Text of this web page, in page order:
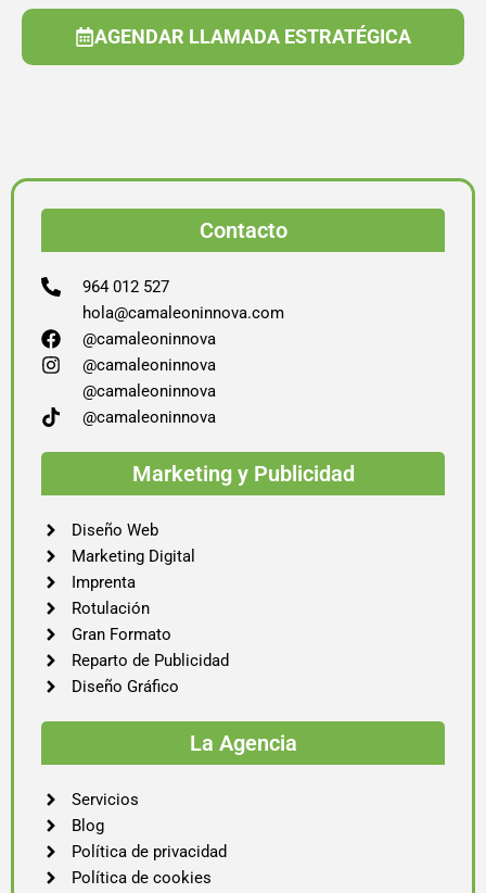
AGENDAR LLAMADA ESTRATÉGICA
Contacto
964 012 527
hola@camaleoninnova.com
@camaleoninnova
@camaleoninnova
@camaleoninnova
@camaleoninnova
Marketing y Publicidad
Diseño Web
Marketing Digital
Imprenta
Rotulación
Gran Formato
Reparto de Publicidad
Diseño Gráfico
La Agencia
Servicios
Blog
Política de privacidad
Política de cookies